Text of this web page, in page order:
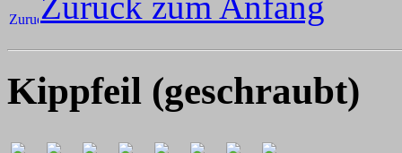
Kippfeil (geschraubt)